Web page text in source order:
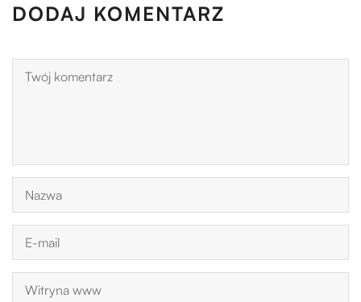
DODAJ KOMENTARZ